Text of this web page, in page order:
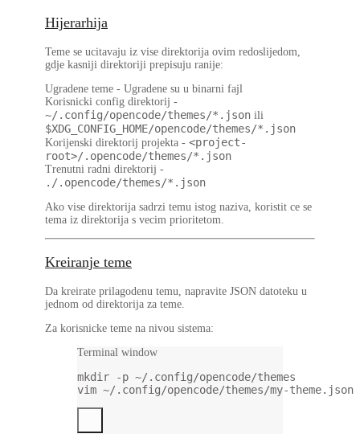
Hijerarhija
Teme se ucitavaju iz vise direktorija ovim redoslijedom,
gdje kasniji direktoriji prepisuju ranije:
Ugradene teme - Ugradene su u binarni fajl
Korisnicki config direktorij -
~/.config/opencode/themes/*.json ili
$XDG_CONFIG_HOME/opencode/themes/*.json
Korijenski direktorij projekta - <project-
root>/.opencode/themes/*.json
Trenutni radni direktorij -
./.opencode/themes/*.json
Ako vise direktorija sadrzi temu istog naziva, koristit ce se
tema iz direktorija s vecim prioritetom.
Kreiranje teme
Da kreirate prilagodenu temu, napravite JSON datoteku u
jednom od direktorija za teme.
Za korisnicke teme na nivou sistema:
Terminal window
mkdir -p ~/.config/opencode/themes
vim ~/.config/opencode/themes/my-theme.json